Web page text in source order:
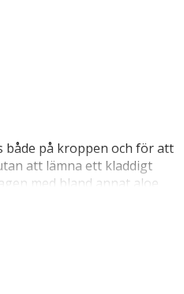
både på kroppen och för att
att lämna ett kladdigt
med bland annat aloe
för att ge en
vid solsveda och hjälper
C-vitamin och E-vitamin,